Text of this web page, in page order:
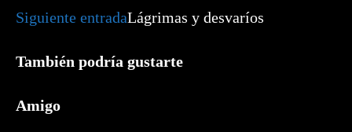
artículos
Siguiente entradaLágrimas y desvaríos
También podría gustarte
Amigo